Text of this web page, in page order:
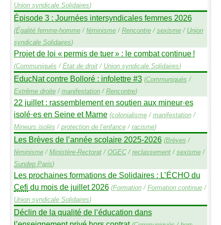
Union syndicale Solidaires)
Épisode 3 : Journées intersyndicales femmes 2026
(Égalité femme-homme/ féminisme/ Rencontre/ sexisme/ Union
syndicale Solidaires)
Projet de loi « permis de tuer» : le combat continue !
(Communiqués / État de droit/ Union syndicale Solidaires)
EducNat contre Bolloré : infolettre #3 (Communiqués /
Extrême droite/ manifestation/ Rencontre)
22 juillet : rassemblement en soutien aux mineur·es
isolé·es en Seine et Marne (colonialisme/ manifestation/
Mineurs isolés / protection de l’enfance/ racisme)
Les Brèves de l’année scolaire 2025-2026 (Brèves /
féminisme/ Ministère-Rectorat/ OGEC/ reclassement/ sexisme/
SundepParis)
Les prochaines formations de Solidaires : L’ÉCHOdu
Cefi du mois de juillet 2026 (Formation/ Formation continue/
Union syndicale Solidaires)
Déclin de la qualité de l’éducation dans